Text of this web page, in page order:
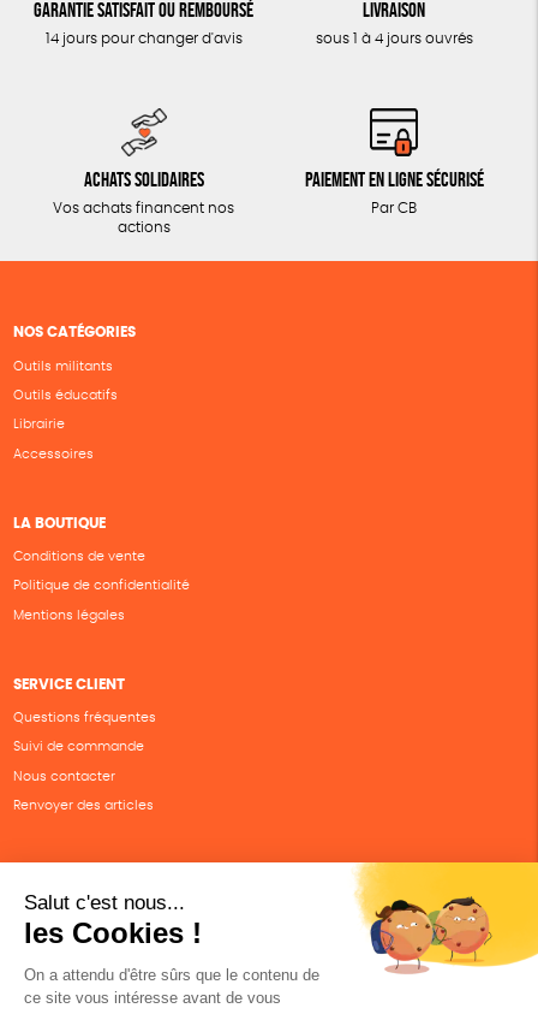
Garantie satisfait ou remboursé
14 jours pour changer d'avis
Livraison
sous 1 à 4 jours ouvrés
Achats solidaires
Vos achats financent nos
actions
Paiement en ligne sécurisé
Par CB
NOS CATÉGORIES
Outils militants
Outils éducatifs
Librairie
Accessoires
LA BOUTIQUE
Conditions de vente
Politique de confidentialité
Mentions légales
SERVICE CLIENT
Questions fréquentes
Suivi de commande
Nous contacter
Renvoyer des articles